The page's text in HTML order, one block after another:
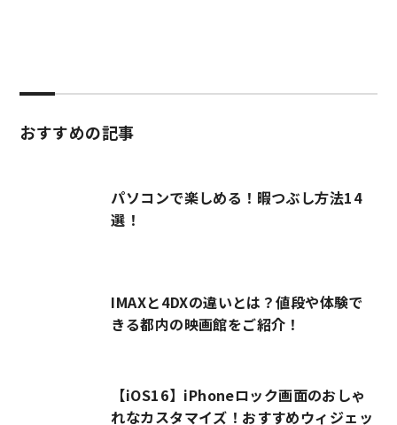
おすすめの記事
パソコンで楽しめる！暇つぶし方法14
選！
IMAXと4DXの違いとは？値段や体験で
きる都内の映画館をご紹介！
【iOS16】iPhoneロック画面のおしゃ
れなカスタマイズ！おすすめウィジェッ